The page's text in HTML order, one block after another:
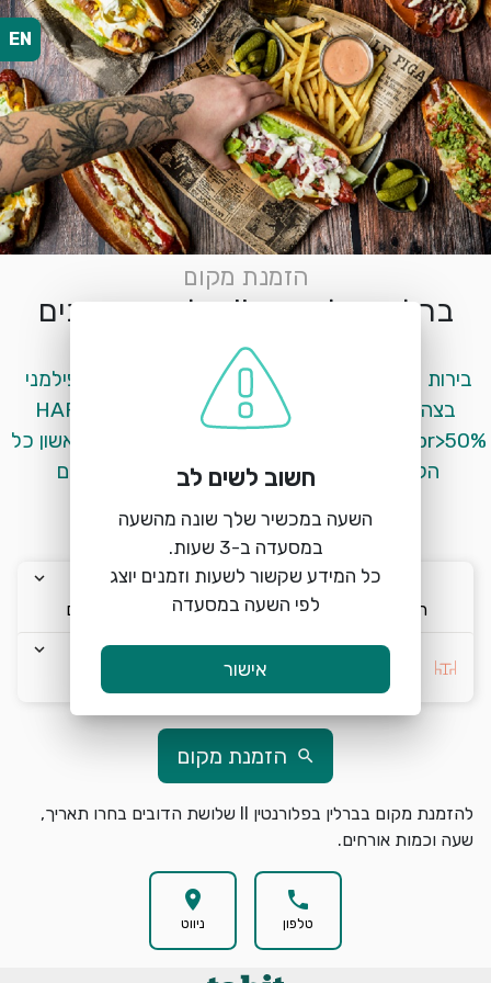
הזמנת מקום
ברלין בפלורנטין II שלושת הדובים
בצהריים ונקניקיות בערב.<br><br>‏HAPPY HOUR:
keyboard_arrow_down
ה׳ 6/8
keyboard_arrow_down
14:30
keyboard_arrow_down
keyboard_arrow_down
search הזמנת מקום
להזמנת מקום בברלין בפלורנטין II שלושת הדובים בחרו תאריך,
שעה וכמות אורחים.
phone
טלפון
location_on
ניווט
EN
חשוב לשים לב
השעה במכשיר שלך שונה מהשעה
כל המידע שקשור לשעות וזמנים יוצג
לפי השעה במסעדה
אישור